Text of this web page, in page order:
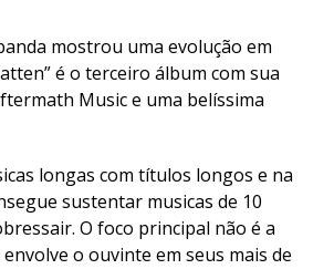
mostrou uma evolução em
é o terceiro álbum com sua
Music e uma belíssima
longas com títulos longos e na
sustentar musicas de 10
O foco principal não é a
o ouvinte em seus mais de